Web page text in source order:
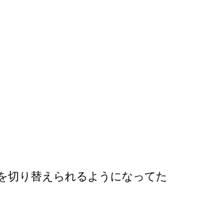
り替えられるようになってた